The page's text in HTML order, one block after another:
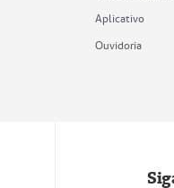
Aplicativo
Ouvidoria